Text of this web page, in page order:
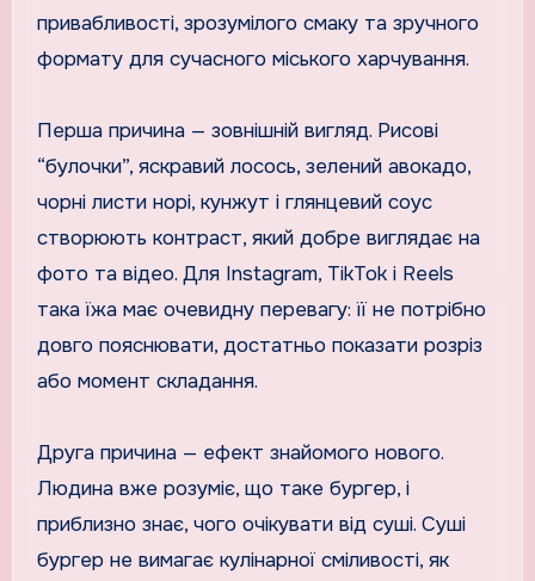
привабливості, зрозумілого смаку та зручного
формату для сучасного міського харчування.
Перша причина — зовнішній вигляд. Рисові
“булочки”, яскравий лосось, зелений авокадо,
чорні листи норі, кунжут і глянцевий соус
створюють контраст, який добре виглядає на
фото та відео. Для Instagram, TikTok і Reels
така їжа має очевидну перевагу: її не потрібно
довго пояснювати, достатньо показати розріз
або момент складання.
Друга причина — ефект знайомого нового.
Людина вже розуміє, що таке бургер, і
приблизно знає, чого очікувати від суші. Суші
бургер не вимагає кулінарної сміливості, як